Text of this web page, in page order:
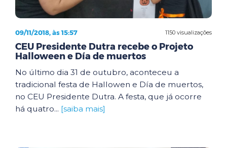
1150 visualizações
09/11/2018, às 15:57
CEU Presidente Dutra recebe o Projeto
Halloween e Día de muertos
No último dia 31 de outubro, aconteceu a
tradicional festa de Hallowen e Día de muertos,
no CEU Presidente Dutra. A festa, que já ocorre
há quatro... [saiba mais]